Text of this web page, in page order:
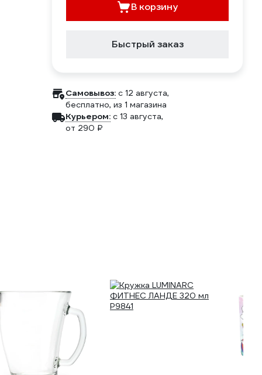
В корзину
Быстрый заказ
Самовывоз: c 12 августа,
бесплатно, из 1 магазина
Курьером: c 13 августа,
от 290 ₽